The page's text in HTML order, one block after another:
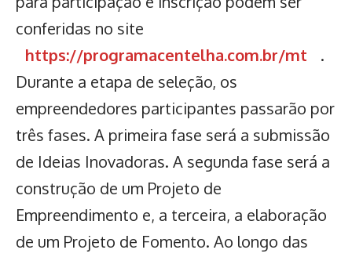
conferidas no site
https://programacentelha.com.br/mt
.
Durante a etapa de seleção, os
empreendedores participantes passarão por
três fases. A primeira fase será a submissão
de Ideias Inovadoras. A segunda fase será a
construção de um Projeto de
Empreendimento e, a terceira, a elaboração
de um Projeto de Fomento. Ao longo das